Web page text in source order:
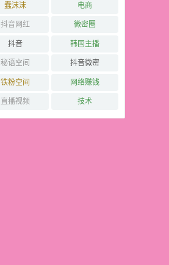
蠢沫沫 电商
抖音网红 微密圈
抖音 韩国主播
秘语空间 抖音微密
铁粉空间 网络赚钱
直播视频 技术